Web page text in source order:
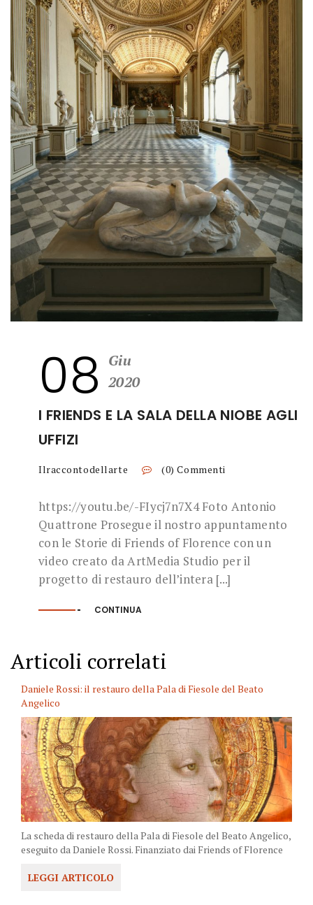
08 Giu
2020
I FRIENDS E LA SALA DELLA NIOBE AGLI
UFFIZI
Ilraccontodellarte (0) Commenti
https://youtu.be/-FIycj7n7X4 Foto Antonio
Quattrone Prosegue il nostro appuntamento
con le Storie di Friends of Florence con un
video creato da ArtMedia Studio per il
progetto di restauro dell’intera [...]
CONTINUA
Articoli correlati
Daniele Rossi: il restauro della Pala di Fiesole del Beato
Angelico
La scheda di restauro della Pala di Fiesole del Beato Angelico,
eseguito da Daniele Rossi. Finanziato dai Friends of Florence
LEGGI ARTICOLO